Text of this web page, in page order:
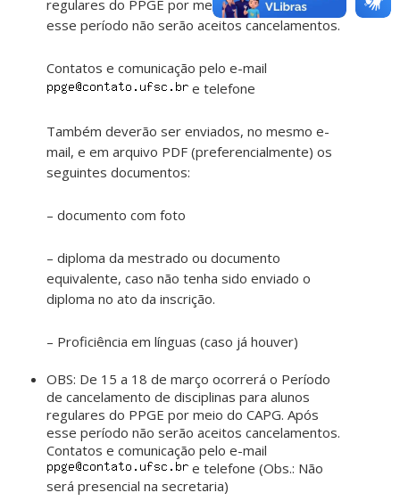
regulares do PPGE por meio do CAPG. Após
esse período não serão aceitos cancelamentos.
Contatos e comunicação pelo e-mail
e telefone
Também deverão ser enviados, no mesmo e-
mail, e em arquivo PDF (preferencialmente) os
seguintes documentos:
– documento com foto
– diploma da mestrado ou documento
equivalente, caso não tenha sido enviado o
diploma no ato da inscrição.
– Proficiência em línguas (caso já houver)
OBS: De 15 a 18 de março ocorrerá o Período
de cancelamento de disciplinas para alunos
regulares do PPGE por meio do CAPG. Após
esse período não serão aceitos cancelamentos.
Contatos e comunicação pelo e-mail
e telefone (Obs.: Não
será presencial na secretaria)